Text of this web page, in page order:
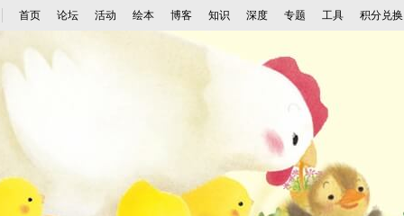
首页 论坛 活动 绘本 博客 知识 深度 专题 工具 积分兑换